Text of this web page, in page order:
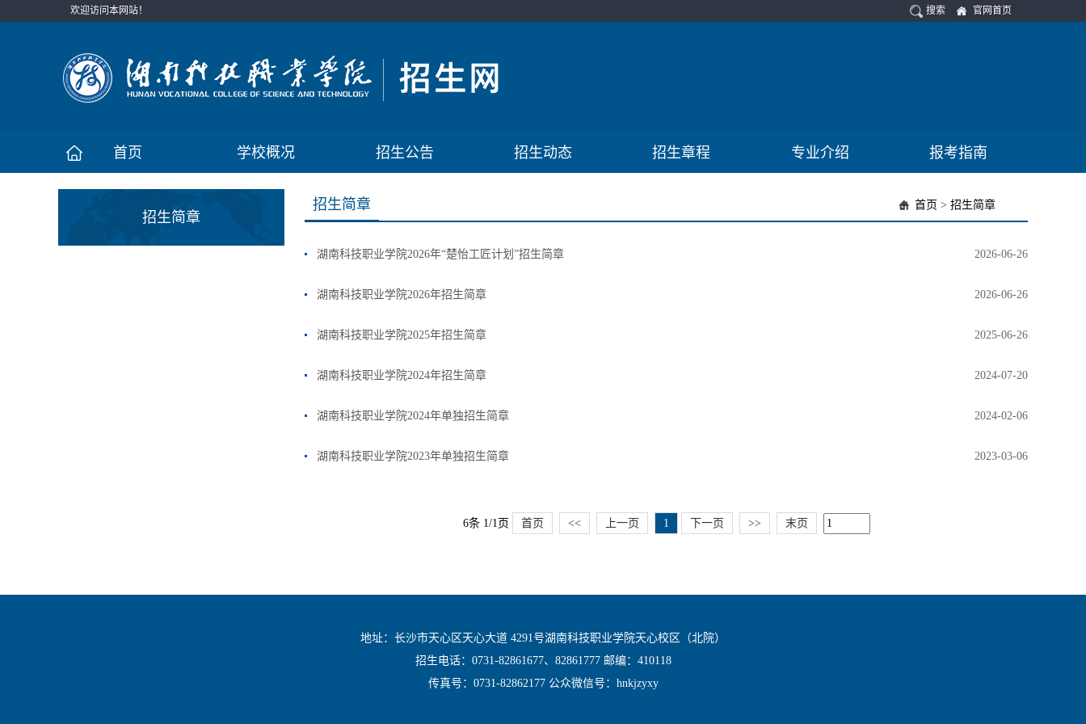
欢迎访问本网站！ 搜索 官网首页
首页 学校概况 招生公告 招生动态 招生章程 专业介绍 报考指南
招生简章
招生简章 首页 > 招生简章
2026-06-26
湖南科技职业学院2026年“楚怡工匠计划”招生简章
2026-06-26
湖南科技职业学院2026年招生简章
2025-06-26
湖南科技职业学院2025年招生简章
2024-07-20
湖南科技职业学院2024年招生简章
2024-02-06
湖南科技职业学院2024年单独招生简章
2023-03-06
湖南科技职业学院2023年单独招生简章
6条 1/1页 首页 << 上一页 1 下一页 >> 末页
地址：长沙市天心区天心大道 4291号湖南科技职业学院天心校区（北院）
招生电话：0731-82861677、82861777 邮编：410118
传真号：0731-82862177 公众微信号：hnkjzyxy